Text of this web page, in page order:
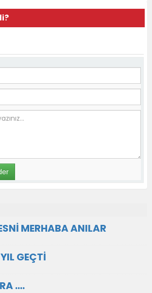
MERHABA ANILAR
GEÇTİ
….